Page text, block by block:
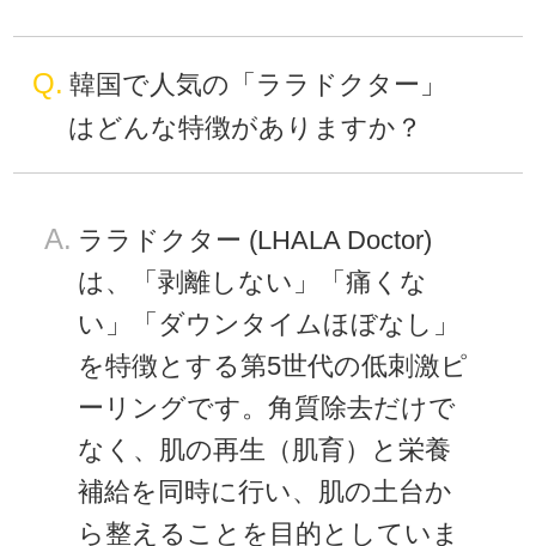
Q. 韓国で人気の「ララドクター」
はどんな特徴がありますか？
A. ララドクター (LHALA Doctor)
は、「剥離しない」「痛くな
い」「ダウンタイムほぼなし」
を特徴とする第5世代の低刺激ピ
ーリングです。角質除去だけで
なく、肌の再生（肌育）と栄養
補給を同時に行い、肌の土台か
ら整えることを目的としていま